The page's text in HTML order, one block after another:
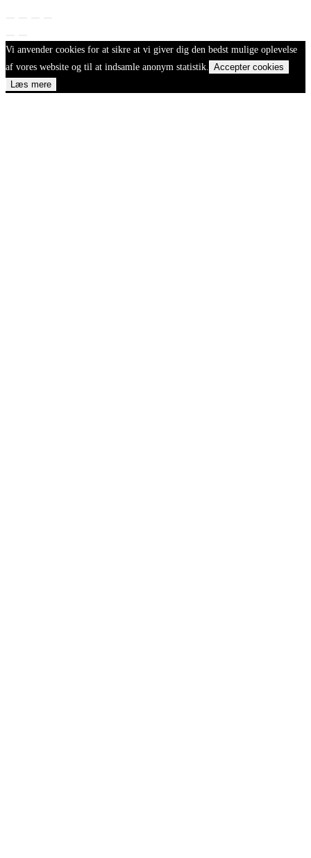
Vi anvender cookies for at sikre at vi giver dig den bedst mulige oplevelse
af vores website og til at indsamle anonym statistik.
Accepter cookies
Læs mere